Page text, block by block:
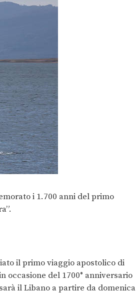
i 1.700 anni del primo
il primo viaggio apostolico di
occasione del 1700° anniversario
il Libano a partire da domenica